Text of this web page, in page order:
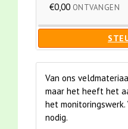
€0,00 ONTVANGEN
Van ons
maar het heeft het
het
nodig.